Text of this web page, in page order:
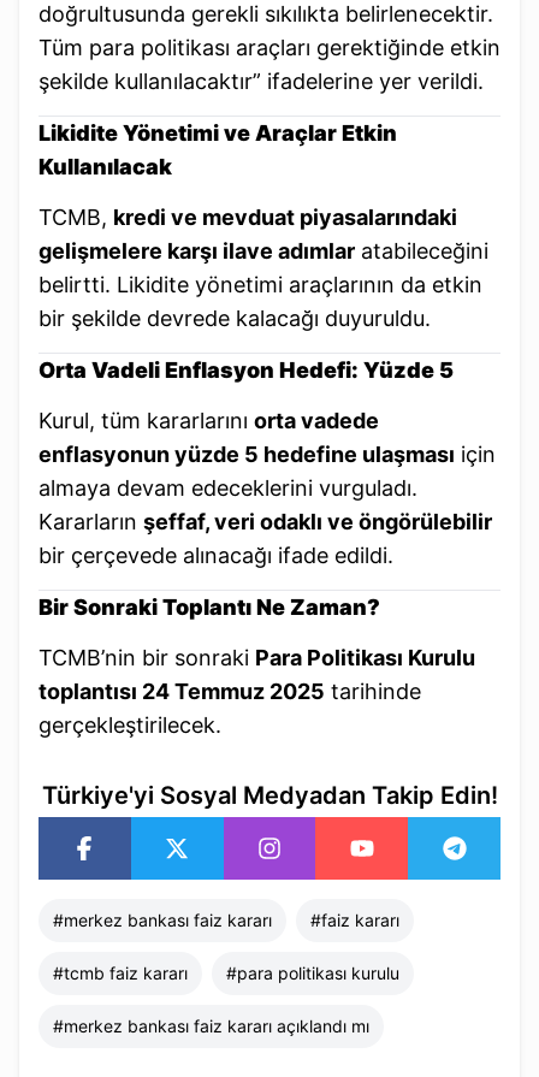
doğrultusunda gerekli sıkılıkta belirlenecektir.
Tüm para politikası araçları gerektiğinde etkin
şekilde kullanılacaktır” ifadelerine yer verildi.
Likidite Yönetimi ve Araçlar Etkin
Kullanılacak
TCMB, kredi ve mevduat piyasalarındaki
gelişmelere karşı ilave adımlar atabileceğini
belirtti. Likidite yönetimi araçlarının da etkin
bir şekilde devrede kalacağı duyuruldu.
Orta Vadeli Enflasyon Hedefi: Yüzde 5
Kurul, tüm kararlarını orta vadede
enflasyonun yüzde 5 hedefine ulaşması için
almaya devam edeceklerini vurguladı.
Kararların şeffaf, veri odaklı ve öngörülebilir
bir çerçevede alınacağı ifade edildi.
Bir Sonraki Toplantı Ne Zaman?
TCMB’nin bir sonraki Para Politikası Kurulu
toplantısı 24 Temmuz 2025 tarihinde
gerçekleştirilecek.
Türkiye'yi Sosyal Medyadan Takip Edin!
#merkez bankası faiz kararı​ #faiz kararı
#tcmb faiz kararı​ #para politikası kurulu​
#merkez bankası faiz kararı açıklandı mı